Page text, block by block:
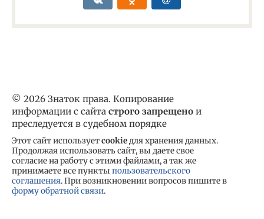
© 2026 Знаток права. Копирование
информации с сайта строго запрещено и
преследуется в судебном порядке
Этот сайт используетcookieдля хранения данных.
Продолжая использовать сайт, вы даете свое
согласие на работу с этими файлами, а так же
принимаете все пункты пользовательского
соглашения. При возникновении вопросов пишите в
форму обратной связи.